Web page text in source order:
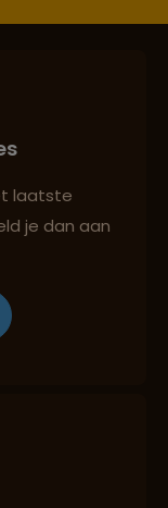
en milieu
laatste
je dan aan